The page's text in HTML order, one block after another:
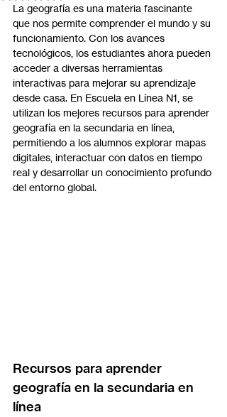
La geografía es una materia fascinante
que nos permite comprender el mundo y su
funcionamiento. Con los avances
tecnológicos, los estudiantes ahora pueden
acceder a diversas herramientas
interactivas para mejorar su aprendizaje
desde casa. En Escuela en Línea N1, se
utilizan los mejores recursos para aprender
geografía en la secundaria en línea,
permitiendo a los alumnos explorar mapas
digitales, interactuar con datos en tiempo
real y desarrollar un conocimiento profundo
del entorno global.
Recursos para aprender
geografía en la secundaria en
línea